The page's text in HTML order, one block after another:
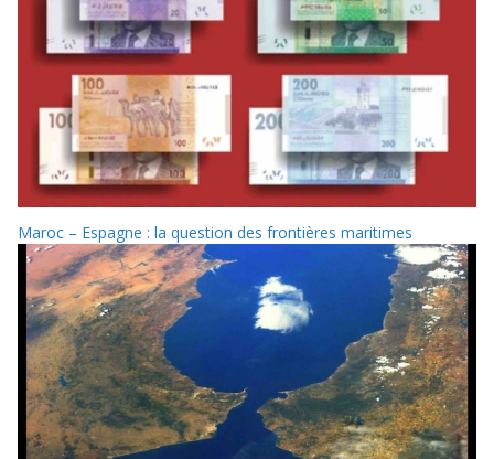
Maroc – Espagne : la question des frontières maritimes